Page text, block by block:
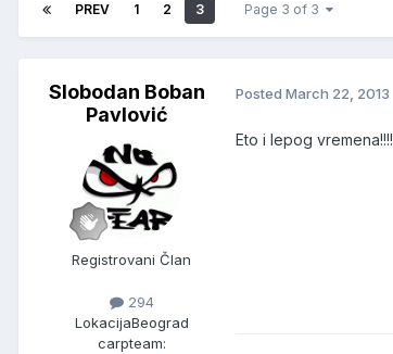
PREV 1 2 3 Page 3 of 3
Slobodan Boban
Pavlović
Registrovani Član
294
LokacijaBeograd
carpteam:
Posted March 22, 2013
Eto i lepog vremena!!!!